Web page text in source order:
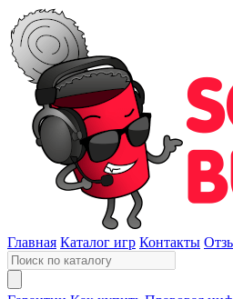
Главная Каталог игр Контакты